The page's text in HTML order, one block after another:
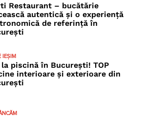
Restaurant – bucătărie
autentică și o experiență
de referință în
IEȘIM
la piscină în București! TOP
interioare și exterioare din